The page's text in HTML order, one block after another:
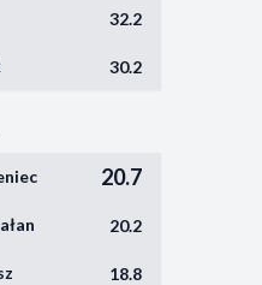
32.2
30.2
20.7
20.2
18.8